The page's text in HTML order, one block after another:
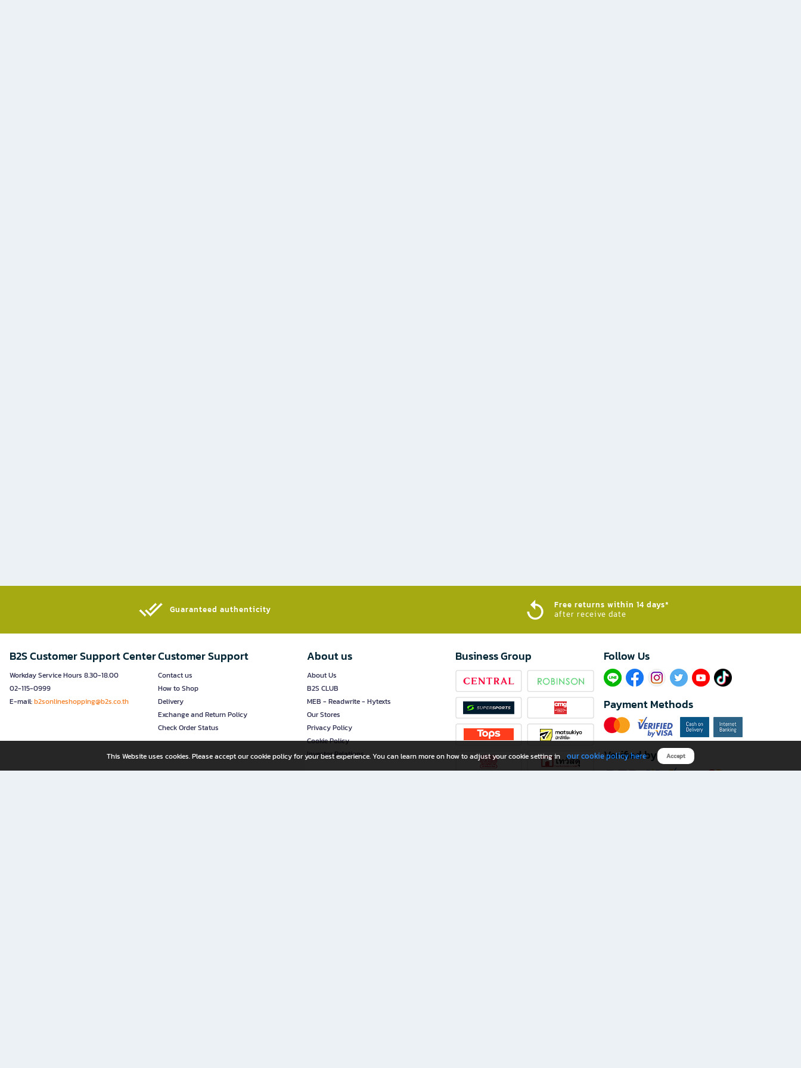
Guaranteed authenticity​
Free returns within 14 days*
after receive date
B2S Customer Support Center
Workday Service Hours 8.30-18.00
02-115-0999
E-mail:b2sonlineshopping@b2s.co.th
Customer Support
Contact us
How to Shop
Delivery
Exchange and Return Policy
Check Order Status
About us
About Us
B2S CLUB
MEB - Readwrite - Hytexts
Our Stores
Privacy Policy
Cookie Policy
Investor Relations
Business Group Follow Us​
Payment Methods
Verified by
This Website uses cookies. Please accept our cookie policy for your best experience. You can learn more on how to adjust your cookie setting in our cookie policy here Accept